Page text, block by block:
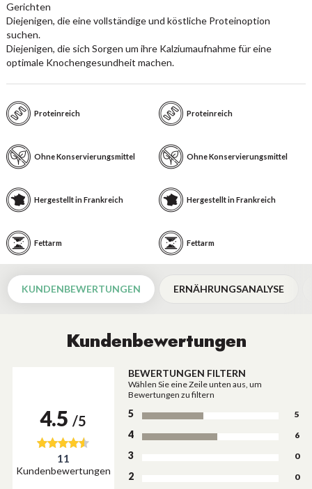
Gerichten
Diejenigen, die eine vollständige und köstliche Proteinoption
suchen.
Diejenigen, die sich Sorgen um ihre Kalziumaufnahme für eine
optimale Knochengesundheit machen.
Proteinreich Proteinreich
Ohne Konservierungsmittel Ohne Konservierungsmittel
Hergestellt in Frankreich Hergestellt in Frankreich
Fettarm Fettarm
KUNDENBEWERTUNGEN ERNÄHRUNGSANALYSE
Kundenbewertungen
4.5 /5
11
Kundenbewertungen
BEWERTUNGEN FILTERN
Wählen Sie eine Zeile unten aus, um
Bewertungen zu filtern
5 5
4 6
3 0
2 0